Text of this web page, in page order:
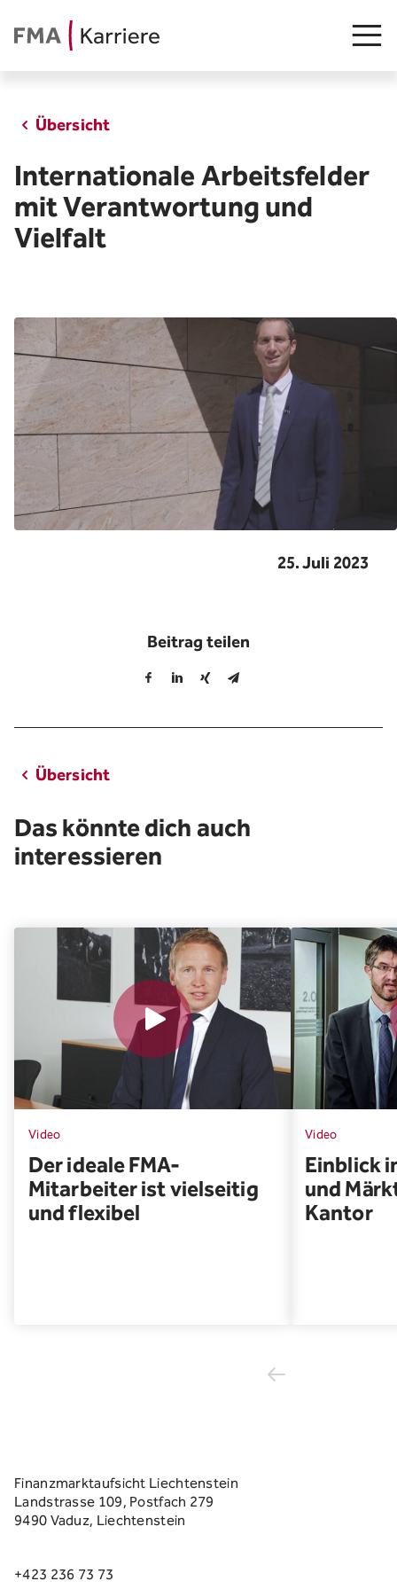
Junge Talente
Teams
Arbeiten in Liechtenstein
Übersicht
Internationale Arbeitsfelder
mit Verantwortung und
Vielfalt
25. Juli 2023
Beitrag teilen
Übersicht
Das könnte dich auch
interessieren
Video
Der ideale FMA-
Mitarbeiter ist vielseitig
und flexibel
Video
Einblick
und
Kantor
Finanzmarktaufsicht Liechtenstein
Landstrasse 109, Postfach 279
9490 Vaduz, Liechtenstein
+423 236 73 73